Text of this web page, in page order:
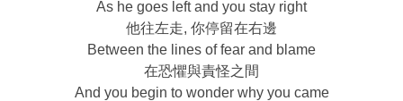
As he goes left and you stay right
他往左走, 你停留在右邊
Between the lines of fear and blame
在恐懼與責怪之間
And you begin to wonder why you came